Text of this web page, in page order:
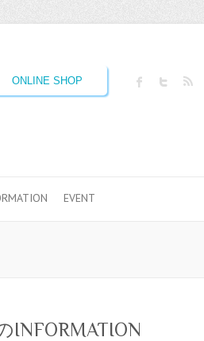
ONLINE SHOP
EVENT
INFORMATION